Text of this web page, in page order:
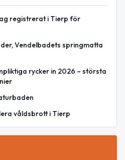
registrerat i Tierp för
Vendelbadets springmatta
rycker in 2026 – största
våldsbrott i Tierp